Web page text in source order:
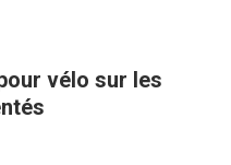
vélo sur les